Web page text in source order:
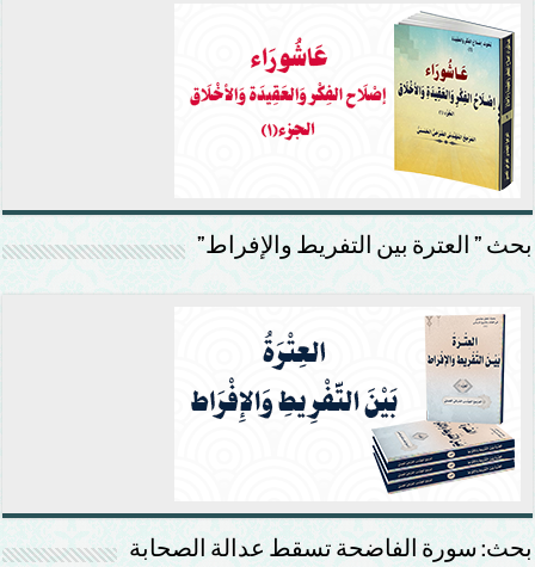
بحث ” العترة بين التفريط والإفراط”
بحث: سورة الفاضحة تسقط عدالة الصحابة